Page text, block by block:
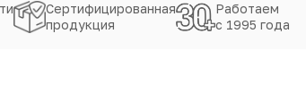
Сертифицированная
продукция
Работаем
с 1995 года